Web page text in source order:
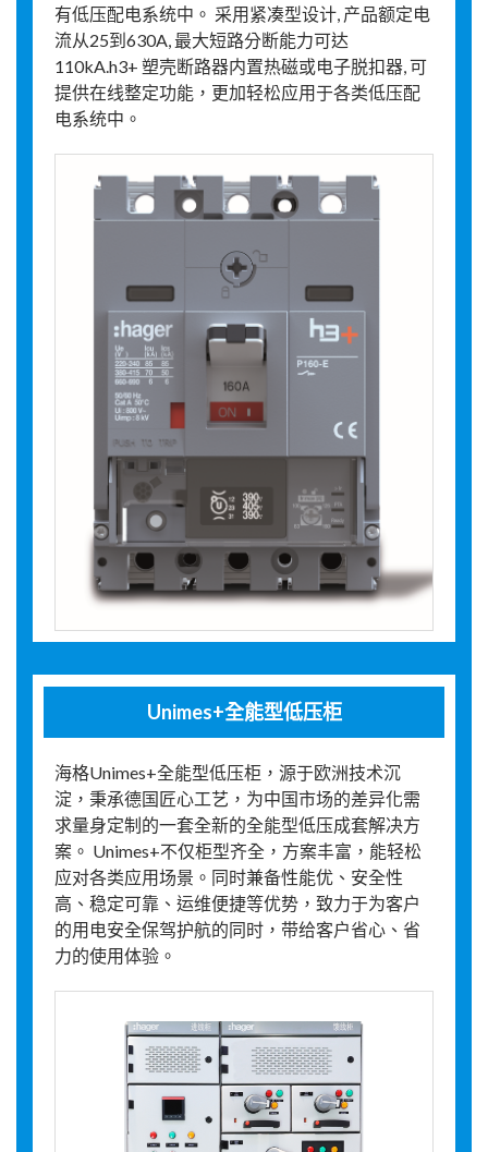
有低压配电系统中。 采用紧凑型设计, 产品额定电
流从25到630A, 最大短路分断能力可达
110kA.h3+ 塑壳断路器内置热磁或电子脱扣器, 可
提供在线整定功能，更加轻松应用于各类低压配
电系统中。
Unimes+全能型低压柜
海格Unimes+全能型低压柜，源于欧洲技术沉
淀，秉承德国匠心工艺，为中国市场的差异化需
求量身定制的一套全新的全能型低压成套解决方
案。 Unimes+不仅柜型齐全，方案丰富，能轻松
应对各类应用场景。同时兼备性能优、安全性
高、稳定可靠、运维便捷等优势，致力于为客户
的用电安全保驾护航的同时，带给客户省心、省
力的使用体验。